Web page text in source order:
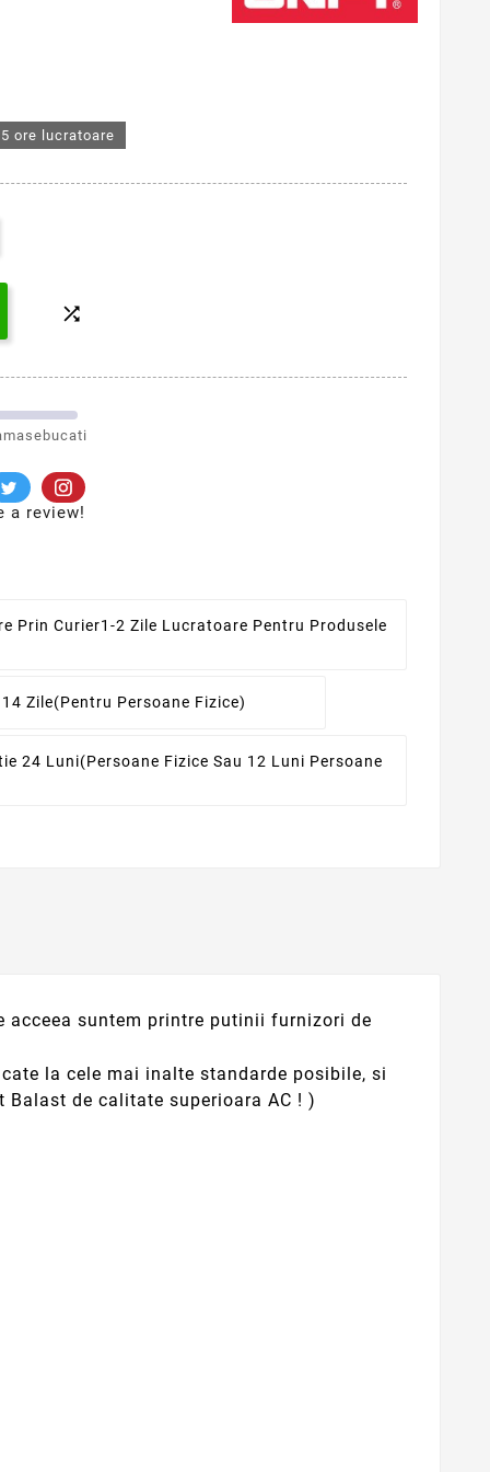
ore lucratoare

a review!
Prin Curier1-2 Zile Lucratoare Pentru Produsele
Zile(pentru Persoane Fizice)
24 Luni(persoane Fizice Sau 12 Luni Persoane
acceea suntem printre putinii furnizori de
la cele mai inalte standarde posibile, si
de calitate superioara AC ! )